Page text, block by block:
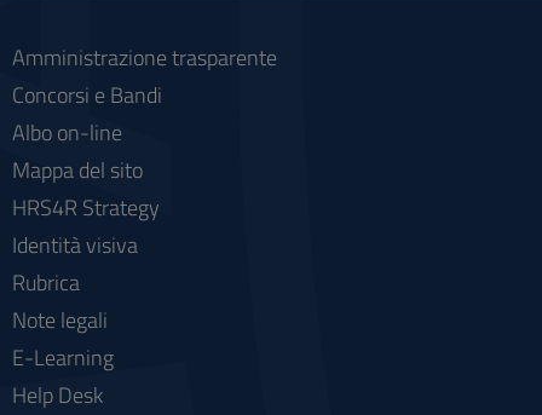
Amministrazione trasparente
Concorsi e Bandi
Albo on-line
Mappa del sito
HRS4R Strategy
Identità visiva
Rubrica
Note legali
E-Learning
Help Desk